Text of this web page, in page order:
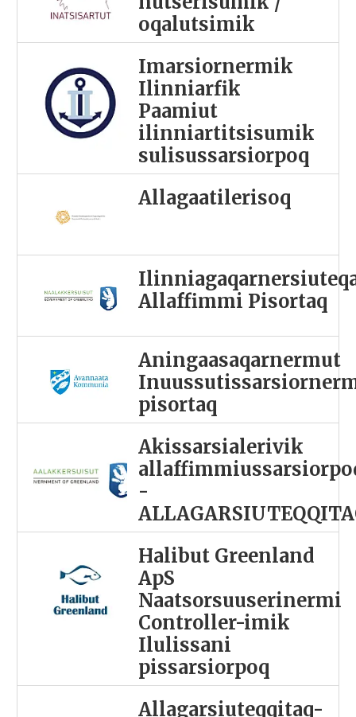
oqalutsimik
Imarsiornermik
Ilinniarfik
Paamiut
ilinniartitsisumik
sulisussarsiorpoq
Allagaatilerisoq
Allaffimmi Pisortaq
Aningaasaqarnermut
pisortaq
Akissarsialerivik
-
Halibut Greenland
ApS
Naatsorsuuserinermi
Controller-imik
Ilulissani
pissarsiorpoq
Allagarsiuteqqitaq-